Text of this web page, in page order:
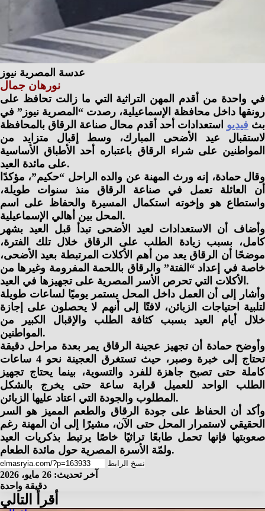
عدسة المصرية نيوز
نورهان جمال
في واحدة من أقدم المهن التراثية التي ما زالت تحافظ على
رونقها داخل محافظة الإسماعيلية، رصدت “المصرية نيوز” في
بث فيديو استعدادات أحد أقدم محال صناعة الرقاق بالمحافظة
لاستقبال عيد الأضحى المبارك، وسط إقبال متزايد من
المواطنين على شراء الرقاق باعتباره أحد الأطباق الأساسية
على مائدة العيد.
وقال حمادة، إنه ورث المهنة عن والده الراحل “حكيم”، مؤكدًا
أن العائلة تعمل في صناعة الرقاق منذ سنوات طويلة،
واستطاع هو وإخوته استكمال المسيرة والحفاظ على اسم
المحل بين أهالي الإسماعيلية.
وأضاف أن الاستعدادات لعيد الأضحى تبدأ قبل العيد بشهر
كامل، بسبب زيادة الطلب على الرقاق خلال تلك الفترة،
موضحًا أن الرقاق يعد من أهم الأكلات المرتبطة بعيد الأضحى،
خاصة في إعداد “الفتة” والرقاق باللحمة المفرومة وغيرها من
الأكلات التي تحرص الأسر المصرية على تجهيزها في العيد.
وأشار إلى أن العمل داخل المحل يستمر يوميًا لساعات طويلة
لتلبية احتياجات الزبائن، لافتًا إلى أنهم لا يحصلون على إجازة
خلال أيام العيد بسبب كثافة الطلب والإقبال الكبير من
المواطنين.
وأوضح حمادة أن تجهيز عجينة الرقاق يمر بعدة مراحل دقيقة
تحتاج إلى خبرة وصبر، حيث تستغرق العجينة نحو 4 ساعات
كاملة حتى تصبح جاهزة للفرد والتسوية، بينما يحتاج تجهيز
الطلب الواحد للعميل قرابة ساعة حتى يخرج بالشكل
المطلوب والجودة التي اعتاد عليها الزبائن.
وأكد أن الحفاظ على جودة الرقاق والطعم المميز هو السر
الحقيقي لاستمرار المحل حتى الآن، مشيرًا إلى أن المهنة رغم
صعوبتها فإنها تحمل طابعًا تراثيًا خاصًا يرتبط بذكريات العيد
ولمّة الأسرة المصرية حول مائدة الطعام.
نسخ الرابط
آخر تحديث: 26 مايو، 2026
دقيقة واحدة
أقرأ التالي